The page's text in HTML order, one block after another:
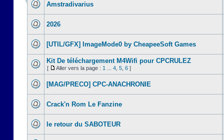
Amstradivarius
2026
[UTIL/GFX] ImageMode0 by CheapeeSoft Games
Kit De téléchargement M4Wifi pour CPCRULEZ
[ Aller vers la page : 1 4 5 6 ]
[MAG/PRECO] CPC-ANACHRONIE
Crack'n Rom Le Fanzine
le retour du SABOTEUR